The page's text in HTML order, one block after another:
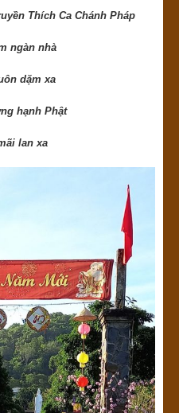
Thích Ca Chánh Pháp
ngàn nhà
dặm xa
hạnh Phật
lan xa